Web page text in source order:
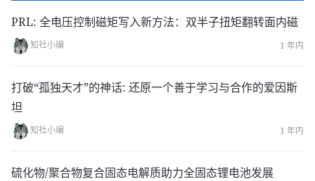
f963fc657055762e50cccbb&token=1693980327&l
PRL: 全电压控制磁矩写入新方法：双半子扭矩翻转面内磁
知社小编 1 年内
打破“孤独天才”的神话: 还原一个善于学习与合作的爱因斯
坦
知社小编 1 年内
硫化物/聚合物复合固态电解质助力全固态锂电池发展